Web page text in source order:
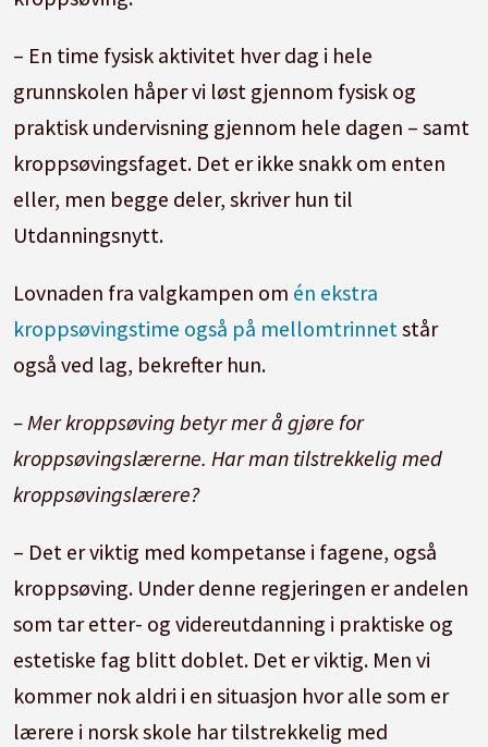
– En time fysisk aktivitet hver dag i hele
grunnskolen håper vi løst gjennom fysisk og
praktisk undervisning gjennom hele dagen – samt
kroppsøvingsfaget. Det er ikke snakk om enten
eller, men begge deler, skriver hun til
Utdanningsnytt.
Lovnaden fra valgkampen om én ekstra
kroppsøvingstime også på mellomtrinnetstår
også ved lag, bekrefter hun.
– Mer kroppsøving betyr mer å gjøre for
kroppsøvingslærerne. Har man tilstrekkelig med
kroppsøvingslærere?
– Det er viktig med kompetanse i fagene, også
kroppsøving. Under denne regjeringen er andelen
som tar etter- og videreutdanning i praktiske og
estetiske fag blitt doblet. Det er viktig. Men vi
kommer nok aldri i en situasjon hvor alle som er
lærere i norsk skole har tilstrekkelig med